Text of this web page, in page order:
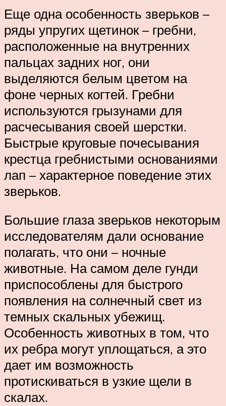
Еще одна особенность зверьков –
ряды упругих щетинок – гребни,
расположенные на внутренних
пальцах задних ног, они
выделяются белым цветом на
фоне черных когтей. Гребни
используются грызунами для
расчесывания своей шерстки.
Быстрые круговые почесывания
крестца гребнистыми основаниями
лап – характерное поведение этих
зверьков.
Большие глаза зверьков некоторым
исследователям дали основание
полагать, что они – ночные
животные. На самом деле гунди
приспособлены для быстрого
появления на солнечный свет из
темных скальных убежищ.
Особенность животных в том, что
их ребра могут уплощаться, а это
дает им возможность
протискиваться в узкие щели в
скалах.